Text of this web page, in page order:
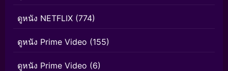
ดูหนัง NETFLIX (774)
ดูหนัง Prime Video (155)
ดูหนัง Prime Video (6)